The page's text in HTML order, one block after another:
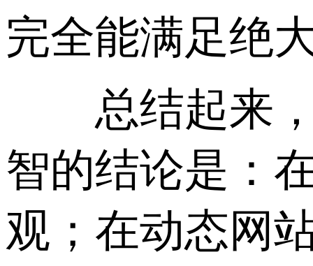
完全能满足绝
总结起来，2
智的结论是：
观；在动态网